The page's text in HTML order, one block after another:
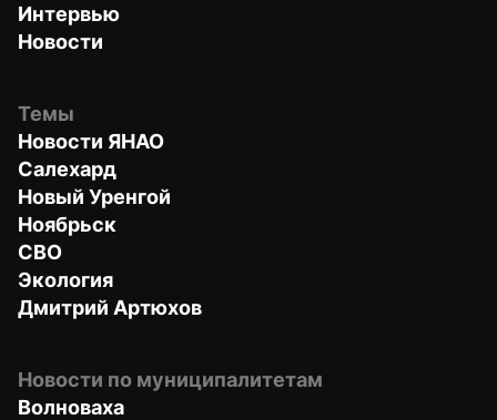
Интервью
Новости
Темы
Новости ЯНАО
Салехард
Новый Уренгой
Ноябрьск
СВО
Экология
Дмитрий Артюхов
Новости по муниципалитетам
Волноваха